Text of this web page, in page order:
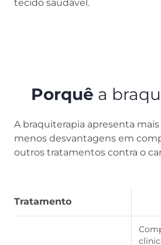
tecido saudável.
Porquê a
A braquiterapia apresenta
menos desvantagens em
outros tratamentos contra o
Tratamento